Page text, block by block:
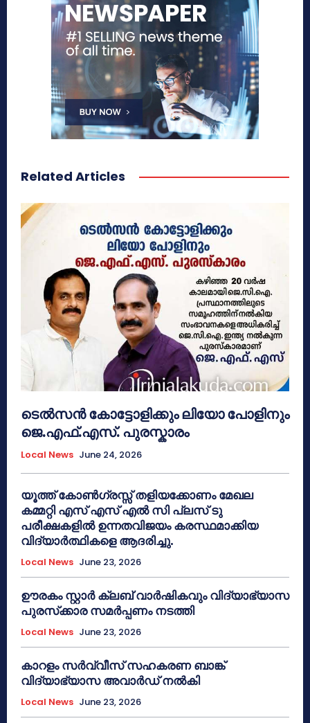
Related Articles
ടെൽസൻ കോട്ടോളിക്കും ലിയോ പോളിനും
ജെ.എഫ്.എസ്. പുരസ്കാരം
Local News June 24, 2026
യൂത്ത് കോൺഗ്രസ്സ് തളിയക്കോണം മേഖല
കമ്മറ്റി എസ് എസ് എൽ സി പ്ലസ് ടു
പരീക്ഷകളിൽ ഉന്നതവിജയം കരസ്ഥമാക്കിയ
വിദ്യാർത്ഥികളെ ആദരിച്ചു.
Local News June 23, 2026
ഊരകം സ്റ്റാർ ക്ലബ് വാർഷികവും വിദ്യാഭ്യാസ
പുരസ്‌ക്കാര സമർപ്പണം നടത്തി
Local News June 23, 2026
കാറളം സർവ്വീസ് സഹകരണ ബാങ്ക്
വിദ്യാഭ്യാസ അവാർഡ് നൽകി
Local News June 23, 2026